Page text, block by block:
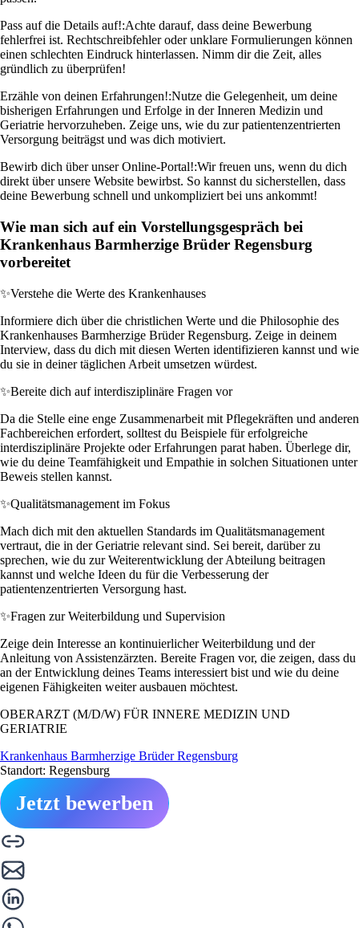
Pass auf die Details auf!:Achte darauf, dass deine Bewerbung
fehlerfrei ist. Rechtschreibfehler oder unklare Formulierungen können
einen schlechten Eindruck hinterlassen. Nimm dir die Zeit, alles
gründlich zu überprüfen!
Erzähle von deinen Erfahrungen!:Nutze die Gelegenheit, um deine
bisherigen Erfahrungen und Erfolge in der Inneren Medizin und
Geriatrie hervorzuheben. Zeige uns, wie du zur patientenzentrierten
Versorgung beiträgst und was dich motiviert.
Bewirb dich über unser Online-Portal!:Wir freuen uns, wenn du dich
direkt über unsere Website bewirbst. So kannst du sicherstellen, dass
deine Bewerbung schnell und unkompliziert bei uns ankommt!
Wie man sich auf ein Vorstellungsgespräch bei
Krankenhaus Barmherzige Brüder Regensburg
vorbereitet
✨Verstehe die Werte des Krankenhauses
Informiere dich über die christlichen Werte und die Philosophie des
Krankenhauses Barmherzige Brüder Regensburg. Zeige in deinem
Interview, dass du dich mit diesen Werten identifizieren kannst und wie
du sie in deiner täglichen Arbeit umsetzen würdest.
✨Bereite dich auf interdisziplinäre Fragen vor
Da die Stelle eine enge Zusammenarbeit mit Pflegekräften und anderen
Fachbereichen erfordert, solltest du Beispiele für erfolgreiche
interdisziplinäre Projekte oder Erfahrungen parat haben. Überlege dir,
wie du deine Teamfähigkeit und Empathie in solchen Situationen unter
Beweis stellen kannst.
✨Qualitätsmanagement im Fokus
Mach dich mit den aktuellen Standards im Qualitätsmanagement
vertraut, die in der Geriatrie relevant sind. Sei bereit, darüber zu
sprechen, wie du zur Weiterentwicklung der Abteilung beitragen
kannst und welche Ideen du für die Verbesserung der
patientenzentrierten Versorgung hast.
✨Fragen zur Weiterbildung und Supervision
Zeige dein Interesse an kontinuierlicher Weiterbildung und der
Anleitung von Assistenzärzten. Bereite Fragen vor, die zeigen, dass du
an der Entwicklung deines Teams interessiert bist und wie du deine
eigenen Fähigkeiten weiter ausbauen möchtest.
OBERARZT (M/D/W) FÜR INNERE MEDIZIN UND
GERIATRIE
Krankenhaus Barmherzige Brüder Regensburg
Standort: Regensburg
Jetzt bewerben